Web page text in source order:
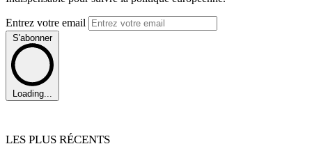
Entrez votre email
S'abonner
Loading...
LES PLUS RÉCENTS